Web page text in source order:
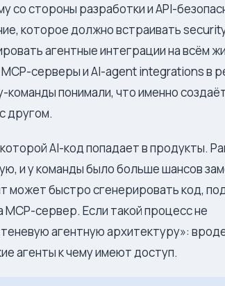
со стороны разработки и API-
которое должно встраивать
агентные интеграции на всём
серверы и AI-agent integrations в
понимали, что именно
другом.
AI-код попадает в продукты.
и у команды было больше шансов
может быстро сгенерировать код,
сервер. Если такой процесс не
агентную архитектуру»:
агенты к чему имеют доступ.